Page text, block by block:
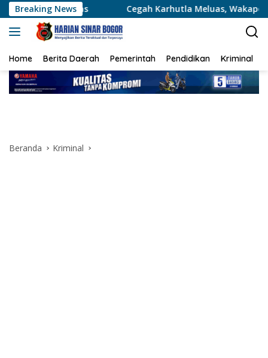
Langsung
ke
konten
Breaking News
Cegah Karhutla Meluas, Wakapolda Riau dan Irdam
Home Berita Daerah Pemerintah Pendidikan Kriminal
Beranda Kriminal